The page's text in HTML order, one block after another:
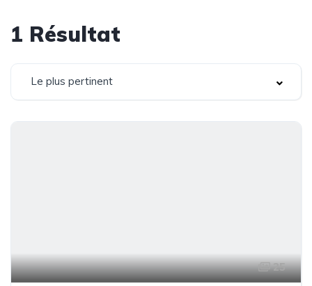
1 Résultat
Le plus pertinent
25